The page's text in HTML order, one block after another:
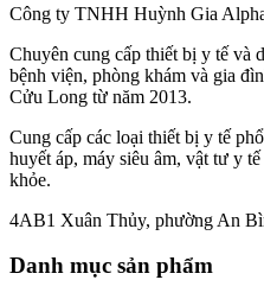
Công ty TNHH Huỳnh Gia
Chuyên cung cấp thiết bị y tế và
bệnh viện, phòng khám và gia
Cửu Long từ năm 2013.
Cung cấp các loại thiết bị y tế
huyết áp, máy siêu âm, vật tư y
khỏe.
4AB1 Xuân Thủy, phường An
Danh mục sản phẩm